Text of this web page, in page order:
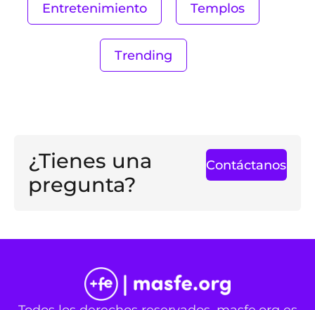
Entretenimiento Templos
Trending
¿Tienes una
pregunta?
Contáctanos